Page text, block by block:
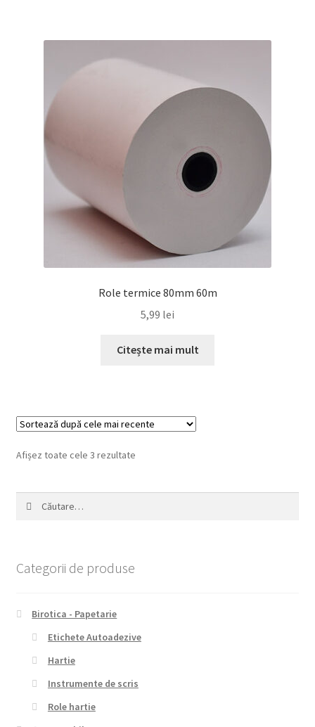
Role termice 80mm 60m
5,99 lei
Citește mai mult
Afișez toate cele 3 rezultateSortat
Categorii de produse
Birotica - Papetarie
Etichete Autoadezive
Hartie
Instrumente de scris
Role hartie